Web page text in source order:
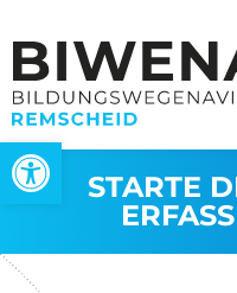
Werkzeugleiste öffnen
STARTE